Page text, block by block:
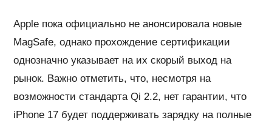
Apple пока официально не анонсировала новые
MagSafe, однако прохождение сертификации
однозначно указывает на их скорый выход на
рынок. Важно отметить, что, несмотря на
возможности стандарта Qi 2.2, нет гарантии, что
iPhone 17 будет поддерживать зарядку на полные